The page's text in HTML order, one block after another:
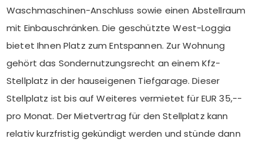
Waschmaschinen-Anschluss sowie einen Abstellraum
mit Einbauschränken. Die geschützte West-Loggia
bietet Ihnen Platz zum Entspannen. Zur Wohnung
gehört das Sondernutzungsrecht an einem Kfz-
Stellplatz in der hauseigenen Tiefgarage. Dieser
Stellplatz ist bis auf Weiteres vermietet für EUR 35,--
pro Monat. Der Mietvertrag für den Stellplatz kann
relativ kurzfristig gekündigt werden und stünde dann